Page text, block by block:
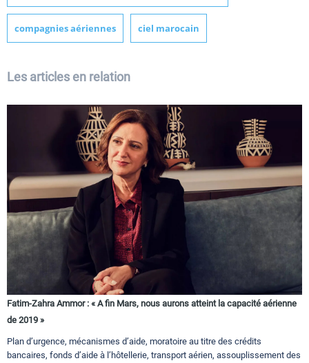
compagnies aériennes ciel marocain
Les articles en relation
Fatim-Zahra Ammor : « A fin Mars, nous aurons atteint la capacité aérienne
de 2019 »
Plan d’urgence, mécanismes d’aide, moratoire au titre des crédits
bancaires, fonds d’aide à l’hôtellerie, transport aérien, assouplissement des